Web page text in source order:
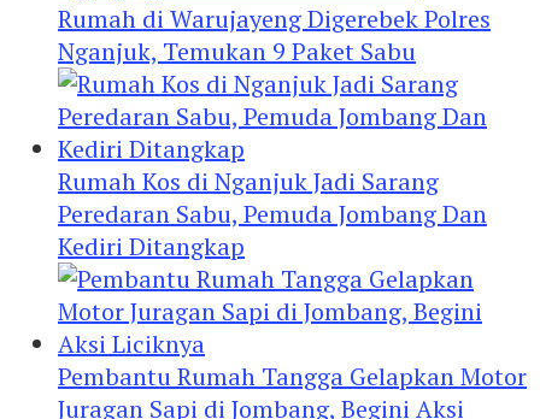
Rumah di Warujayeng Digerebek Polres
Nganjuk, Temukan 9 Paket Sabu
Rumah Kos di Nganjuk Jadi Sarang
Peredaran Sabu, Pemuda Jombang Dan
Kediri Ditangkap
Pembantu Rumah Tangga Gelapkan Motor
Juragan Sapi di Jombang, Begini Aksi